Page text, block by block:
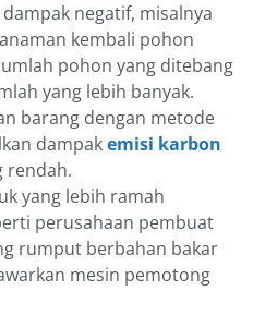
negatif, misalnya
kembali pohon
pohon yang ditebang
yang lebih banyak.
barang dengan metode
dampakemisi karbon
rendah.
yang lebih ramah
perusahaan pembuat
rumput berbahan bakar
mesin pemotong